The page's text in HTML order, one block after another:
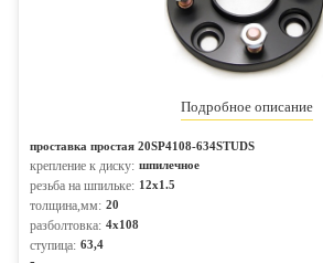
Подробное описание
проставка простая 20SP4108-634STUDS
крепление к диску: шпилечное
резьба на шпильке: 12x1.5
толщина,мм: 20
разболтовка: 4x108
ступица: 63,4